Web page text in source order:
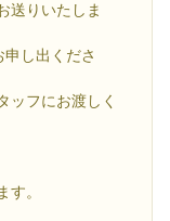
送りいたしま
申し出くださ
ッフにお渡しく
す。